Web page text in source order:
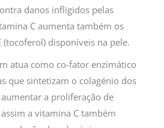
danos infligidos pelas
C aumenta também os
(tocoferol) disponíveis na pele.
atua como co-fator enzimático
que sintetizam o colagénio dos
a proliferação de
a vitamina C também